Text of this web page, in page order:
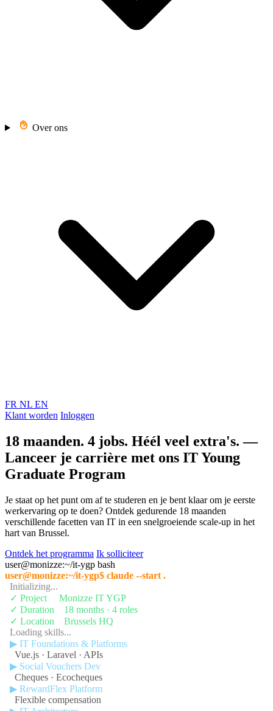
Over ons
FR NL EN
Klant worden Inloggen
18 maanden. 4 jobs. Héél veel extra's.—
Lanceer je carrière met ons IT Young
Graduate Program
Je staat op het punt om af te studeren en je bent klaar om je eerste
werkervaring op te doen? Ontdek gedurende 18 maanden
verschillende facetten van IT in een snelgroeiende scale-up in het
hart van Brussel.
Ontdek het programma Ik solliciteer
user@monizze:~/it-ygp bash
user@monizze:~/it-ygp$ claude --start .
  Initializing...
  ✓ Project     Monizze IT YGP
  ✓ Duration    18 months · 4 roles
  ✓ Location    Brussels HQ
  Loading skills...
  ▶ IT Foundations & Platforms
    Vue.js · Laravel · APIs
  ▶ Social Vouchers Dev
    Cheques · Ecocheques
  ▶ RewardFlex Platform
    Flexible compensation